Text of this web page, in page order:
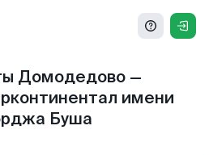
Домодедово —
имени
Буша